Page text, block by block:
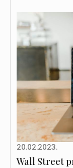
20.02.2023.
Wall Street